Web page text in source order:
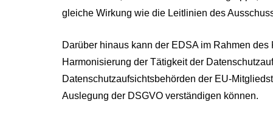
gleiche Wirkung wie die Leitlinien des
Darüber hinaus kann der EDSA im Rahmen
Harmonisierung der Tätigkeit der
Datenschutzaufsichtsbehörden der EU-
Auslegung der DSGVO verständigen können.